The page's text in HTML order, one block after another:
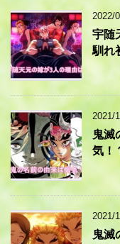
2022/
宇随
馴れ
2021/
鬼滅
気！
2021/
鬼滅